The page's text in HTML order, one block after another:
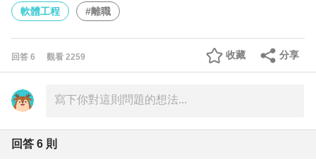
軟體工程 #離職
回答 6 觀看 2259 分享
收藏
回答 6 則